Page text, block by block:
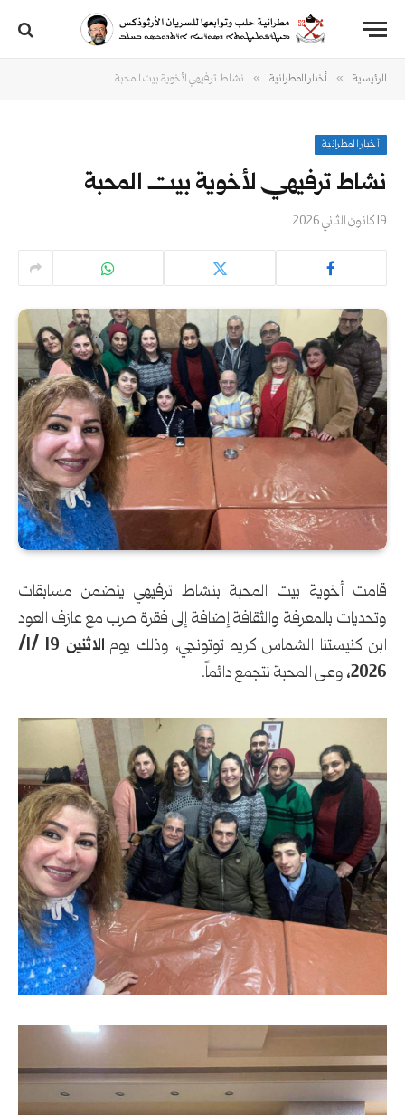
الرئيسية » أخبار المطرانية » نشاط ترفيهي لأخوية بيت المحبة
أخبار المطرانية
نشاط ترفيهي لأخوية بيت المحبة
19 كانون الثاني 2026
قامت أخوية بيت المحبة بنشاط ترفيهي يتضمن مسابقات
وتحديات بالمعرفة والثقافة إضافة إلى فقرة طرب مع عازف العود
ابن كنيستنا الشماس كريم توتونجي، وذلك يوم
الاثنين 19 /1/
2026، وعلى المحبة نتجمع دائماً.